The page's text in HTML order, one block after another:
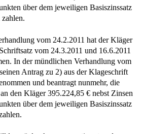
über dem jeweiligen Basiszinssatz
vom 24.2.2011 hat der Kläger
vom 24.3.2011 und 16.6.2011
In der mündlichen Verhandlung vom
Antrag zu 2) aus der Klageschrift
und beantragt nunmehr, die
den Kläger 395.224,85 € nebst Zinsen
über dem jeweiligen Basiszinssatz